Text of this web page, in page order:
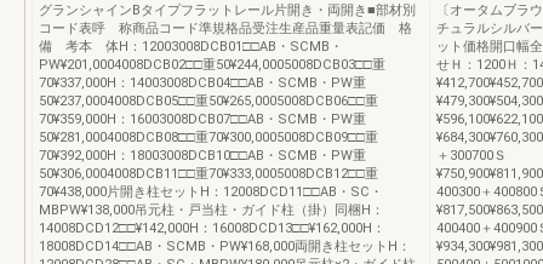
グランシャインBタイプフラットレール片開き・両開き■部材別
コード表呼 称商品コード準規格品受注生産品重量表記価 格
備 考本 体H：12003008DCB01□□AB・SCMB・
PW¥201,0004008DCB02□□重50¥244,0005008DCB03□□重
70¥337,000H：14003008DCB04□□AB・SCMB・PW重
50¥237,0004008DCB05□□重50¥265,0005008DCB06□□重
70¥359,000H：16003008DCB07□□AB・SCMB・PW重
50¥281,0004008DCB08□□重70¥300,0005008DCB09□□重
70¥392,000H：18003008DCB10□□AB・SCMB・PW重
50¥306,0004008DCB11□□重70¥333,0005008DCB12□□重
70¥438,000片開き柱セットH：12008DCD11□□AB・SC・
MBPW¥138,000吊元柱・戸当柱・ガイド柱（掛）同梱H：
14008DCD12□□¥142,000H：16008DCD13□□¥162,000H：
18008DCD14□□AB・SCMB・PW¥168,000両開き柱セットH：
〔オータムブラ
チュラルシルバ
ット価格開口幅
せＨ：1200Ｈ：
＋300700Ｓ
400300＋400800
400400＋400900